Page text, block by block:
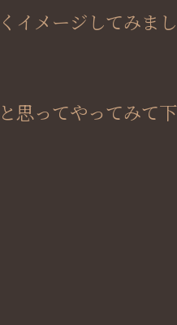
イメージしてみまし
思ってやってみて下